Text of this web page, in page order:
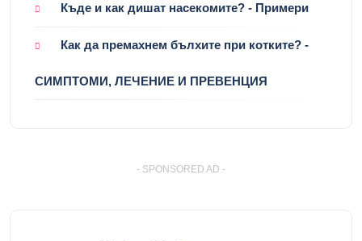
Къде и как дишат насекомите? - Примери
Как да премахнем бълхите при котките? -
СИМПТОМИ, ЛЕЧЕНИЕ И ПРЕВЕНЦИЯ
- SPONSORED AD -